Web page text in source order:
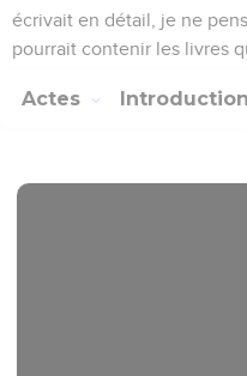
écrivait en détail, je ne
pourrait contenir les livres
Actes Introduction